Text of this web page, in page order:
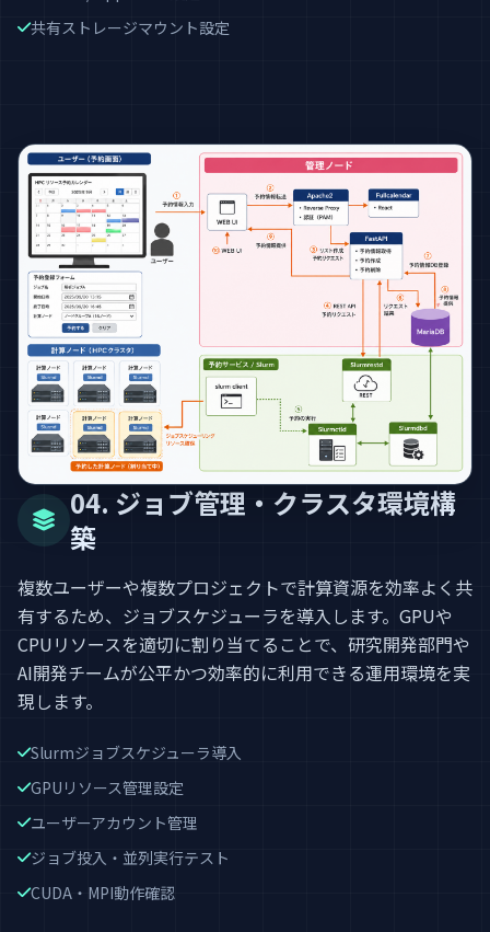
共有ストレージマウント設定
04. ジョブ管理・クラスタ環境構
築
複数ユーザーや複数プロジェクトで計算資源を効率よく共
有するため、ジョブスケジューラを導入します。GPUや
CPUリソースを適切に割り当てることで、研究開発部門や
AI開発チームが公平かつ効率的に利用できる運用環境を実
現します。
Slurmジョブスケジューラ導入
GPUリソース管理設定
ユーザーアカウント管理
ジョブ投入・並列実行テスト
CUDA・MPI動作確認